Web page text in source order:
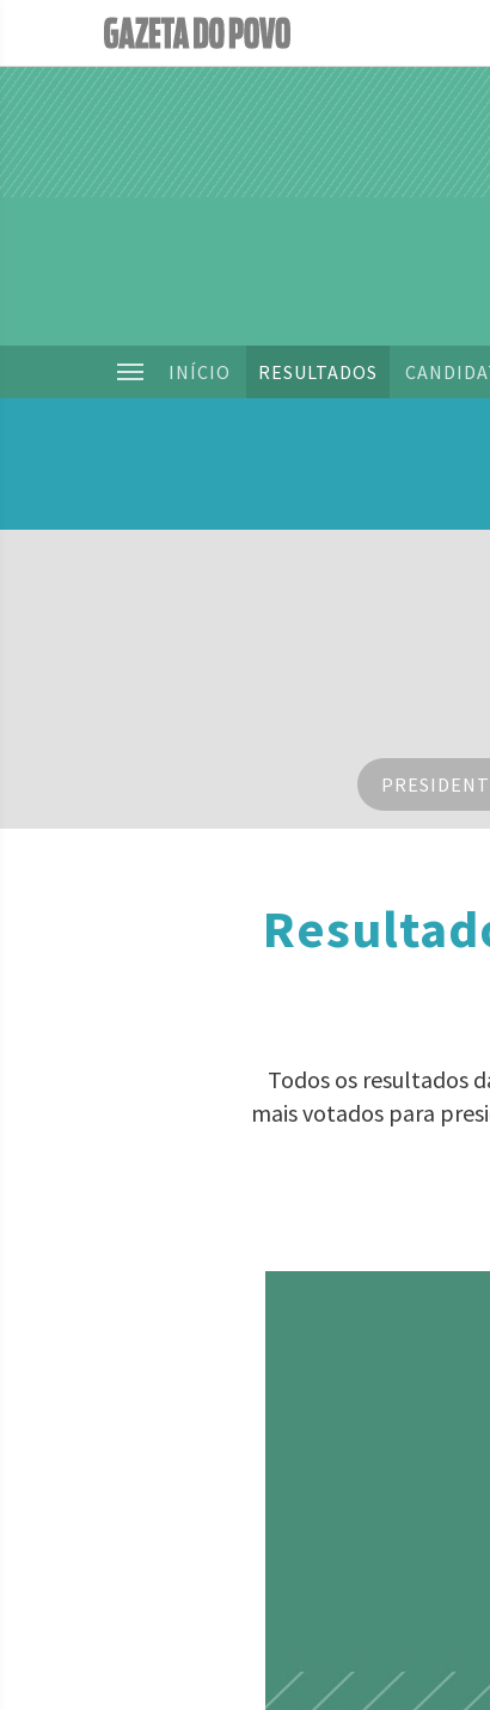
INÍCIO RESULTADOS
Todos os resultados
mais votados para